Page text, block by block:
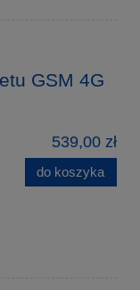
GSM 4G
539,00 zł
do koszyka